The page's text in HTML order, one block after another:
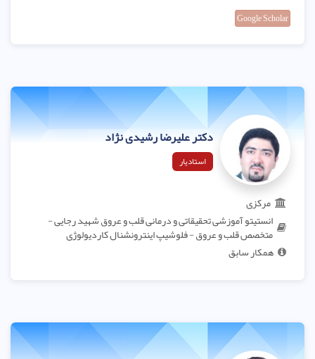
Google Scholar
دکتر علیرضا رشیدی نژاد
استادیار
مرکزی
انستیتو آموزشی تحقیقاتی و درمانی قلب و عروق شهید رجایی -
متخصص قلب و عروق - فلوشیپ اینترونشنال کاردیولوژی
همکار سابق